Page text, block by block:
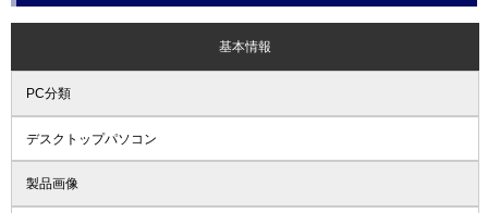
基本情報
PC分類
デスクトップパソコン
製品画像